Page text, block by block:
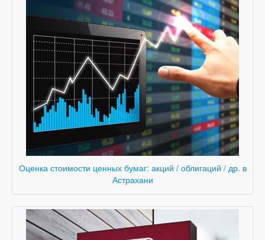
Оценка стоимости ценных бумаг: акций / облигаций / др. в
Астрахани